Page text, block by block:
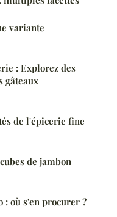
variante
: Explorez des
gâteaux
de l'épicerie fine
de jambon
où s'en procurer ?